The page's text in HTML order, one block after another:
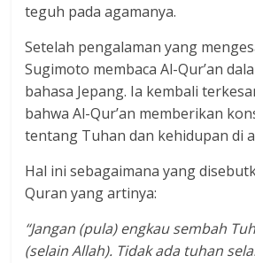
teguh pada agamanya.
Setelah pengalaman yang
Sugimoto membaca Al-Qur’an
bahasa Jepang. Ia kembali
bahwa Al-Qur’an memberikan
tentang Tuhan dan kehidupan di
Hal ini sebagaimana yang
Quran yang artinya:
“Jangan (pula) engkau sembah
(selain Allah). Tidak ada tuhan